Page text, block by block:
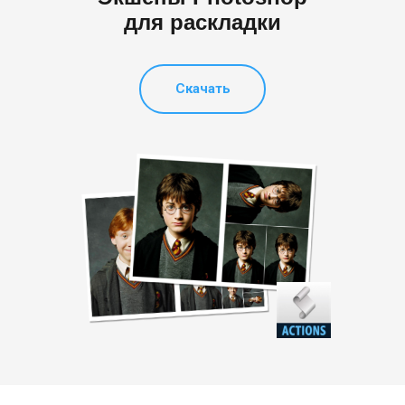
для раскладки
Скачать